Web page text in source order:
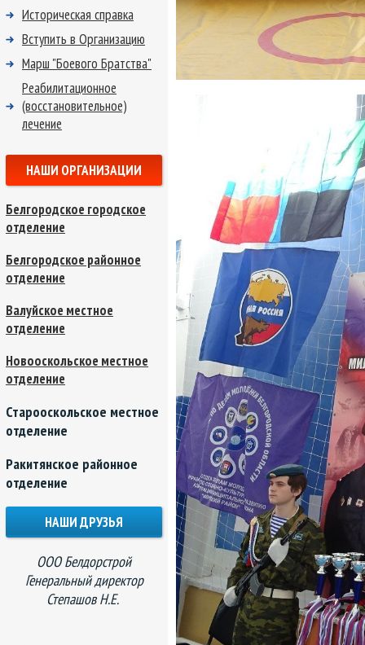
Историческая справка
Вступить в Организацию
Марш "Боевого Братства"
Реабилитационное
(восстановительное)
лечение
НАШИ ОРГАНИЗАЦИИ
Белгородское городское
отделение
Белгородское районное
отделение
Валуйское местное
отделение
Новооскольское местное
отделение
Старооскольское местное
отделение
Ракитянское районное
отделение
НАШИ ДРУЗЬЯ
ООО Белдорстрой
Генеральный директор
Степашов Н.Е.